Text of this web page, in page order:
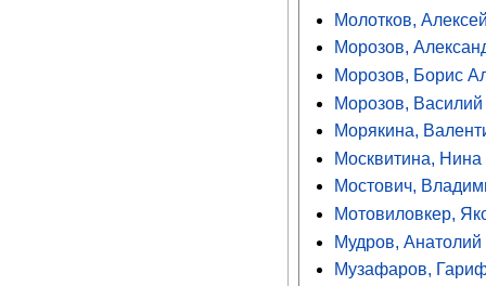
Молотков,
Морозов,
Морозов, Борис
Морозов,
Морякина,
Москвитина,
Мостович,
Мотовиловкер,
Мудров, Анатолий
Музафаров,